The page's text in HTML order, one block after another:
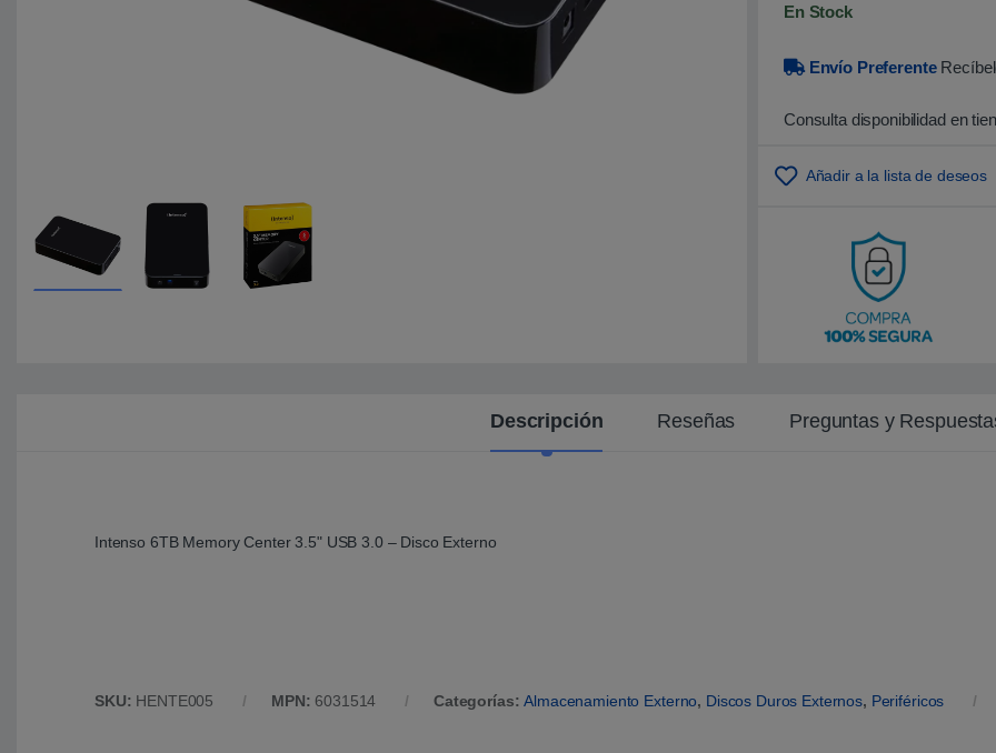
s
p
u
En Stock
Envío Preferente
Consulta disponibilidad en
Añadir a la lista de deseos
Descripción Reseñas Preguntas y
Intenso 6TB Memory Center 3.5" USB 3.0 – Disco Externo
SKU: HENTE005 MPN: 6031514 Categorías:Almacenamiento Externo, Discos Duros Externos, Periféricos